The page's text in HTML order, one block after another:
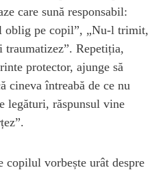
care sună responsabil:
oblig pe copil”, „Nu-l trimit,
Repetiția,
protector, ajunge să
cineva întreabă de ce nu
legături, răspunsul vine
copilul vorbește urât despre